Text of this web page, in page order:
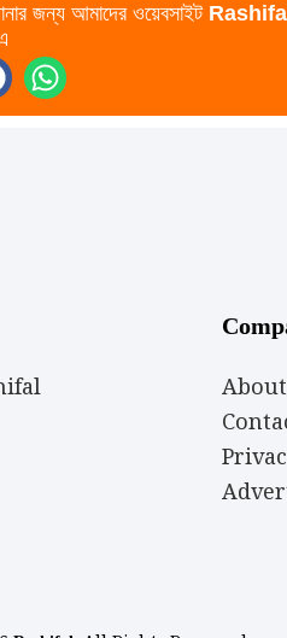
জন্য আমাদের ওয়েবসাইট
W
h
a